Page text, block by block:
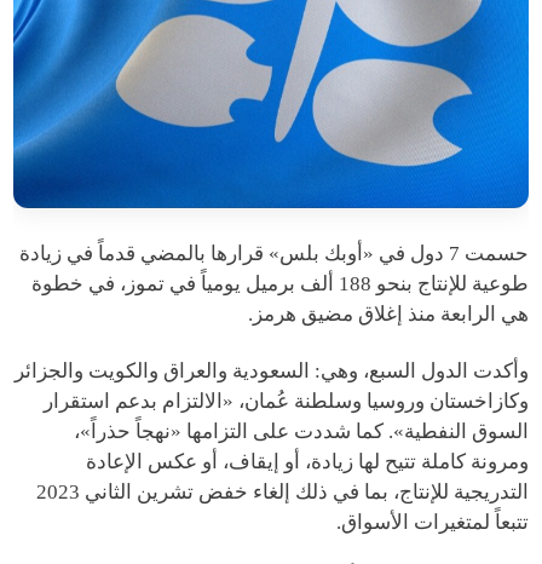
حسمت 7 دول في «أوبك بلس» قرارها بالمضي قدماً في زيادة
طوعية للإنتاج بنحو 188 ألف برميل يومياً في تموز، في خطوة
هي الرابعة منذ إغلاق مضيق هرمز.
وأكدت الدول السبع، وهي: السعودية والعراق والكويت والجزائر
وكازاخستان وروسيا وسلطنة عُمان، «الالتزام بدعم استقرار
السوق النفطية». كما شددت على التزامها «نهجاً حذراً»،
ومرونة كاملة تتيح لها زيادة، أو إيقاف، أو عكس الإعادة
التدريجية للإنتاج، بما في ذلك إلغاء خفض تشرين الثاني 2023
تتبعاً لمتغيرات الأسواق.